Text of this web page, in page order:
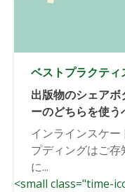
ベストプラクティ
出版物のシェア
ーのどちらを使う
インラインスケー
プディングはご存
に...
<small class="time-